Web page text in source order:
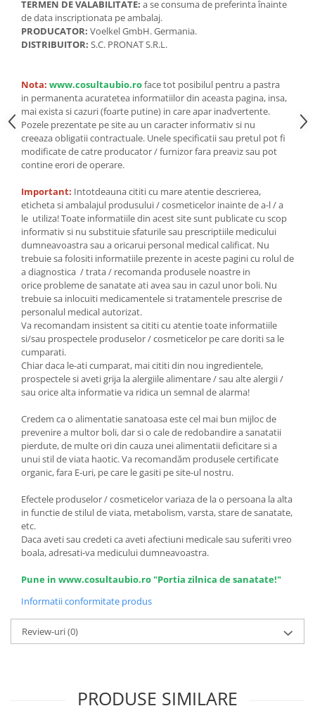
Mixuri, condimente si mirodenii
Mixuri
Mirodenii
Maioneza bio
Pesto Bio
Semipreparate
Specialitati si produse asiatice
TERMEN DE VALABILITATE: a se consuma de preferinta înainte
de data inscriptionata pe ambalaj.
PRODUCATOR: Voelkel GmbH. Germania.
DISTRIBUITOR: S.C. PRONAT S.R.L.
Nota: www.cosultaubio.roface tot posibilul pentru a pastra
in permanenta acuratetea informatiilor din aceasta pagina, insa,
mai exista si cazuri (foarte putine) in care apar inadvertente.
Pozele prezentate pe site au un caracter informativ si nu
creeaza obligatii contractuale. Unele specificatii sau pretul pot fi
modificate de catre producator / furnizor fara preaviz sau pot
contine erori de operare.
Important: Intotdeauna cititi cu mare atentie descrierea,
eticheta si ambalajul produsului / cosmeticelor inainte de a-l / a
le utiliza! Toate informatiile din acest site sunt publicate cu scop
informativ si nu substituie sfaturile sau prescriptiile medicului
dumneavoastra sau a oricarui personal medical calificat. Nu
trebuie sa folositi informatiile prezente in aceste pagini cu rolul de
a diagnostica / trata / recomanda produsele noastre in
orice probleme de sanatate ati avea sau in cazul unor boli. Nu
trebuie sa inlocuiti medicamentele si tratamentele prescrise de
personalul medical autorizat.
Va recomandam insistent sa cititi cu atentie toate informatiile
si/sau prospectele produselor / cosmeticelor pe care doriti sa le
cumparati.
Chiar daca le-ati cumparat, mai cititi din nou ingredientele,
prospectele si aveti grija la alergiile alimentare / sau alte alergii /
sau orice alta informatie va ridica un semnal de alarma!
Credem ca o alimentatie sanatoasa este cel mai bun mijloc de
prevenire a multor boli, dar si o cale de redobandire a sanatatii
pierdute, de multe ori din cauza unei alimentatii deficitare si a
unui stil de viata haotic. Va recomandăm produsele certificate
organic, fara E-uri, pe care le gasiti pe site-ul nostru.
Efectele produselor / cosmeticelor variaza de la o persoana la alta
in functie de stilul de viata, metabolism, varsta, stare de sanatate,
etc.
Daca aveti sau credeti ca aveti afectiuni medicale sau suferiti vreo
boala, adresati-va medicului dumneavoastra.
Pune in www.cosultaubio.ro "Portia zilnica de sanatate!"
Informatii conformitate produs
Review-uri(0)
PRODUSE SIMILARE